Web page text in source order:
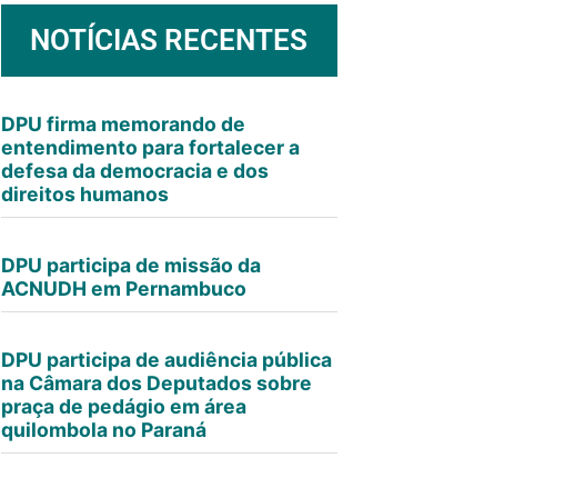
NOTÍCIAS RECENTES
DPU firma memorando de
entendimento para fortalecer a
defesa da democracia e dos
direitos humanos
DPU participa de missão da
ACNUDH em Pernambuco
DPU participa de audiência pública
na Câmara dos Deputados sobre
praça de pedágio em área
quilombola no Paraná